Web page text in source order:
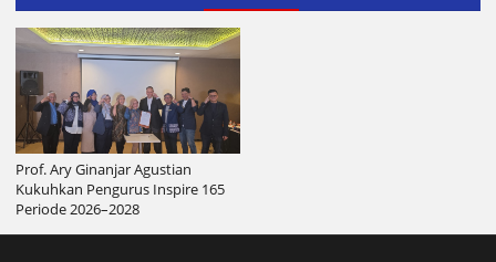
Prof. Ary Ginanjar Agustian
Kukuhkan Pengurus Inspire 165
Periode 2026–2028